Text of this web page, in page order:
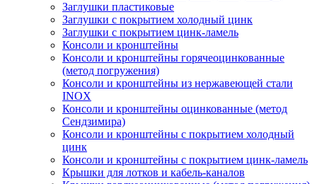
Заглушки пластиковые
Заглушки с покрытием холодный цинк
Заглушки с покрытием цинк-ламель
Консоли и кронштейны
Консоли и кронштейны горячеоцинкованные
(метод погружения)
Консоли и кронштейны из нержавеющей стали
INOX
Консоли и кронштейны оцинкованные (метод
Сендзимира)
Консоли и кронштейны с покрытием холодный
цинк
Консоли и кронштейны с покрытием цинк-ламель
Крышки для лотков и кабель-каналов